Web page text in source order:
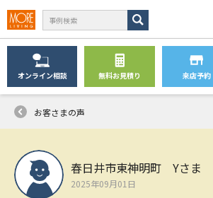
オンライン相談 無料お見積り 来店予約
お客さまの声
春日井市東神明町 Yさま
2025年09月01日